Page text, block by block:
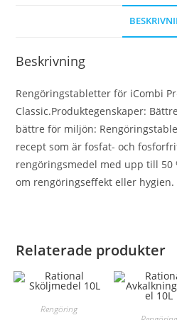
Beskrivning
Rengöringstabletter för iCombi
Classic.Produktegenskaper:
bättre för miljön:
recept som är fosfat- och
rengöringsmedel med upp till 50
om rengöringseffekt eller hygien.
Relaterade produkter
Rengöring